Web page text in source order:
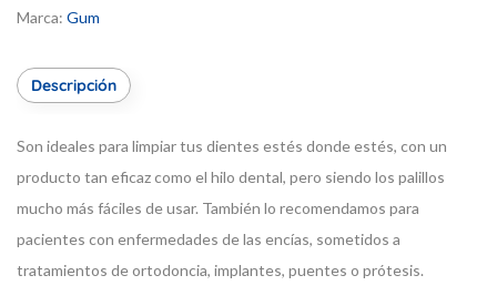
Marca: Gum
Descripción
Son ideales para limpiar tus dientes estés donde estés, con un
producto tan eficaz como el hilo dental, pero siendo los palillos
mucho más fáciles de usar. También lo recomendamos para
pacientes con enfermedades de las encías, sometidos a
tratamientos de ortodoncia, implantes, puentes o prótesis.